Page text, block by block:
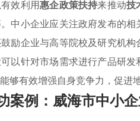
效利用惠企政策扶持来推动技
中小企业应关注政府发布的
励企业与高等院校及研究机
以针对市场需求进行产品研
够有效增强自身竞争力，促进
案例：威海市中小